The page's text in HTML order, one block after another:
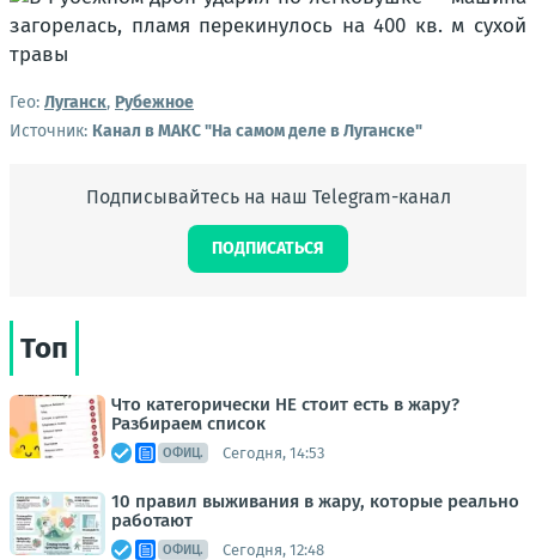
Гео: Луганск, Рубежное
Источник: Канал в МАКС "На самом деле в Луганске"
Подписывайтесь на наш Telegram-канал
ПОДПИСАТЬСЯ
Топ
Что категорически НЕ стоит есть в жару?
Разбираем список
ОФИЦ. Сегодня, 14:53
10 правил выживания в жару, которые реально
работают
ОФИЦ. Сегодня, 12:48